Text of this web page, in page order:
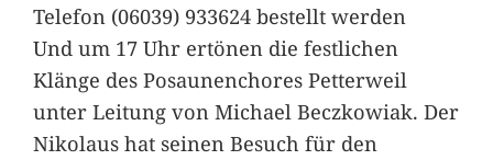
Telefon (06039) 933624 bestellt werden
Und um 17 Uhr ertönen die festlichen
Klänge des Posaunenchores Petterweil
unter Leitung von Michael Beczkowiak. Der
Nikolaus hat seinen Besuch für den